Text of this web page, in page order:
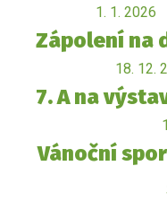
1. 1. 2026
Zápolení na
18. 12.
7. A na
Vánoční